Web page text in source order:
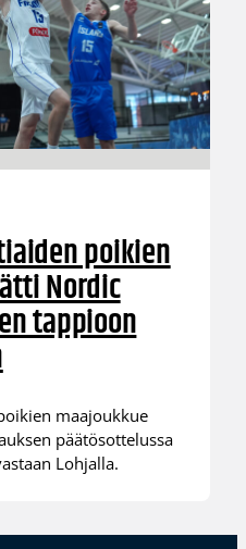
poikien
Nordic
tappioon
maajoukkue
päätösottelussa
Lohjalla.